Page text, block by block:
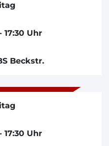
17:30 Uhr
Beckstr.
17:30 Uhr